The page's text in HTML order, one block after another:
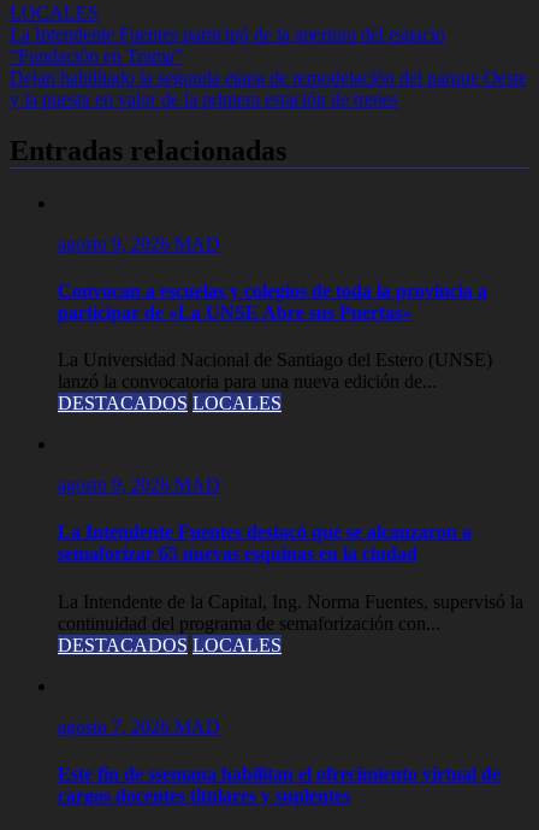
LOCALES
Navegación
de
entradas
La Intendente Fuentes participó de la apertura del espacio
“Fundación en Trama”
Dejan habilitado la segunda etapa de remodelación del parque Oeste
y la puesta en valor de la primera estación de trenes
Entradas relacionadas
agosto 9, 2026 MAD
Convocan a escuelas y colegios de toda la provincia a
participar de «La UNSE Abre sus Puertas»
La Universidad Nacional de Santiago del Estero (UNSE)
lanzó la convocatoria para una nueva edición de...
DESTACADOS LOCALES
agosto 9, 2026 MAD
La Intendente Fuentes destacó que se alcanzaron a
semaforizar 65 nuevas esquinas en la ciudad
La Intendente de la Capital, Ing. Norma Fuentes, supervisó la
continuidad del programa de semaforización con...
DESTACADOS LOCALES
agosto 7, 2026 MAD
Este fin de ssemana habilitan el ofrecimiento virtual de
cargos docentes titulares y suplentes